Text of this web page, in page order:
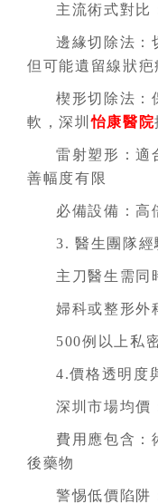
主流術式對比
邊緣切除法：
但可能遺留線狀疤
楔形切除法：
軟，深圳怡康醫院
雷射塑形：適
善幅度有限
必備設備：高
3. 醫生團隊經
主刀醫生需同
婦科或整形外
500例以上私
4.價格透明度
深圳市場均價
費用應包含：
後藥物
警惕低價陷阱